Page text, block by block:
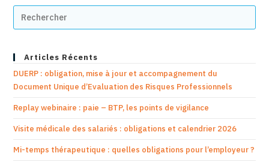
Articles Récents
DUERP : obligation, mise à jour et accompagnement du
Document Unique d’Evaluation des Risques Professionnels
Replay webinaire : paie – BTP, les points de vigilance
Visite médicale des salariés : obligations et calendrier 2026
Mi-temps thérapeutique : quelles obligations pour l’employeur ?